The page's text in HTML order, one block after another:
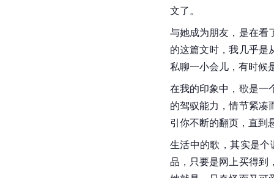
文了。
与她成为朋友，是在看
的这篇文时，我几乎是
私聊一小会儿，有时候
在我的印象中，歌是一
的驾驭能力，情节紧凑
引你不断的翻页，直到
生活中的歌，其实是
品，只要是网上买得到